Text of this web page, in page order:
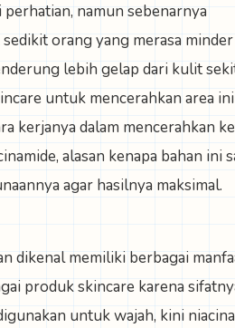
namun sebenarnya
orang yang merasa minder
lebih gelap dari kulit
untuk mencerahkan area
kerjanya dalam mencerahkan
alasan kenapa bahan ini
agar hasilnya maksimal.
dikenal memiliki berbagai
produk skincare karena
untuk wajah, kini